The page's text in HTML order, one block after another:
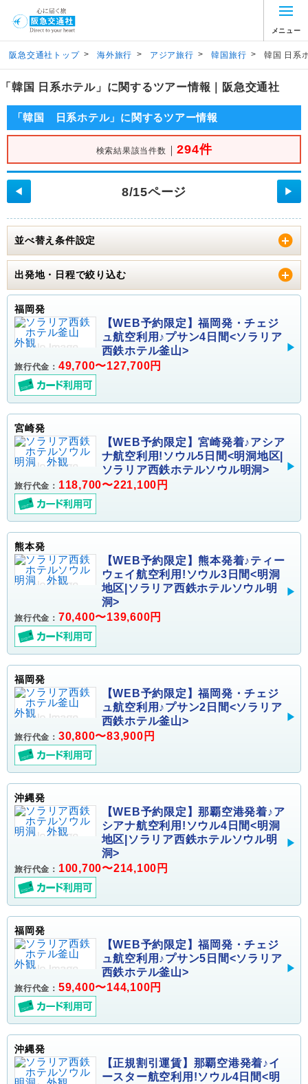
メニュー
阪急交通社トップ > 海外旅行 > アジア旅行 > 韓国旅行 > 韓国 日系
「韓国 日系ホテル」に関するツアー情報｜阪急交通社
「韓国 日系ホテル」に関するツアー情報
検索結果該当件数 ｜294件
◀ 8/15ページ ▶
並べ替え条件設定
出発地・日程で絞り込む
福岡発
【WEB予約限定】福岡発・チェジ
ュ航空利用♪プサン4日間<ソラリア
西鉄ホテル釜山>
旅行代金： 49,700〜127,700円
宮崎発
【WEB予約限定】宮崎発着♪アシア
ナ航空利用!ソウル5日間<明洞地区|
ソラリア西鉄ホテルソウル明洞>
旅行代金： 118,700〜221,100円
熊本発
【WEB予約限定】熊本発着♪ティー
ウェイ航空利用!ソウル3日間<明洞
地区|ソラリア西鉄ホテルソウル明
洞>
旅行代金： 70,400〜139,600円
福岡発
【WEB予約限定】福岡発・チェジ
ュ航空利用♪プサン2日間<ソラリア
西鉄ホテル釜山>
旅行代金： 30,800〜83,900円
沖縄発
【WEB予約限定】那覇空港発着♪ア
シアナ航空利用!ソウル4日間<明洞
地区|ソラリア西鉄ホテルソウル明
洞>
旅行代金： 100,700〜214,100円
福岡発
【WEB予約限定】福岡発・チェジ
ュ航空利用♪プサン5日間<ソラリア
西鉄ホテル釜山>
旅行代金： 59,400〜144,100円
沖縄発
【正規割引運賃】那覇空港発着♪イ
ースター航空利用!ソウル4日間<明